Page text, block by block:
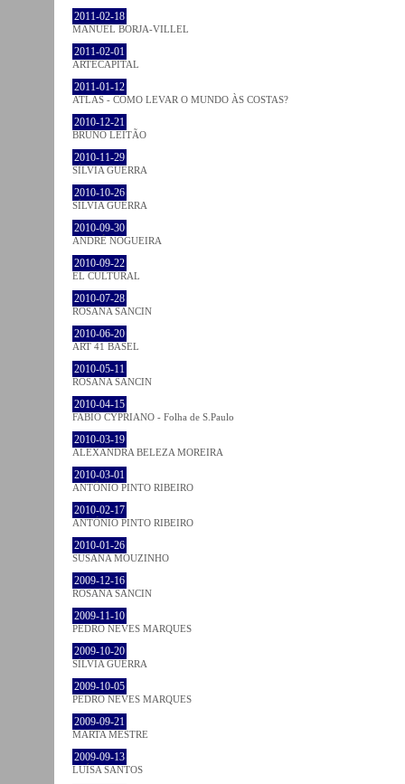
2011-02-18
MANUEL BORJA-VILLEL
2011-02-01
ARTECAPITAL
2011-01-12
ATLAS - COMO LEVAR O MUNDO ÀS COSTAS?
2010-12-21
BRUNO LEITÃO
2010-11-29
SÍLVIA GUERRA
2010-10-26
SÍLVIA GUERRA
2010-09-30
ANDRÉ NOGUEIRA
2010-09-22
EL CULTURAL
2010-07-28
ROSANA SANCIN
2010-06-20
ART 41 BASEL
2010-05-11
ROSANA SANCIN
2010-04-15
FABIO CYPRIANO - Folha de S.Paulo
2010-03-19
ALEXANDRA BELEZA MOREIRA
2010-03-01
ANTÓNIO PINTO RIBEIRO
2010-02-17
ANTÓNIO PINTO RIBEIRO
2010-01-26
SUSANA MOUZINHO
2009-12-16
ROSANA SANCIN
2009-11-10
PEDRO NEVES MARQUES
2009-10-20
SÍLVIA GUERRA
2009-10-05
PEDRO NEVES MARQUES
2009-09-21
MARTA MESTRE
2009-09-13
LUÍSA SANTOS